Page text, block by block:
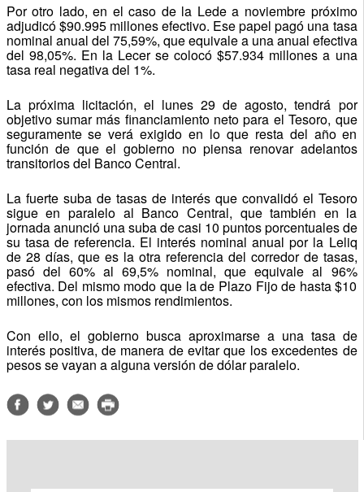
Por otro lado, en el caso de la Lede a noviembre próximo
adjudicó $90.995 millones efectivo. Ese papel pagó una tasa
nominal anual del 75,59%, que equivale a una anual efectiva
del 98,05%. En la Lecer se colocó $57.934 millones a una
tasa real negativa del 1%.
La próxima licitación, el lunes 29 de agosto, tendrá por
objetivo sumar más financiamiento neto para el Tesoro, que
seguramente se verá exigido en lo que resta del año en
función de que el gobierno no piensa renovar adelantos
transitorios del Banco Central.
La fuerte suba de tasas de interés que convalidó el Tesoro
sigue en paralelo al Banco Central, que también en la
jornada anunció una suba de casi 10 puntos porcentuales de
su tasa de referencia. El interés nominal anual por la Leliq
de 28 días, que es la otra referencia del corredor de tasas,
pasó del 60% al 69,5% nominal, que equivale al 96%
efectiva. Del mismo modo que la de Plazo Fijo de hasta $10
millones, con los mismos rendimientos.
Con ello, el gobierno busca aproximarse a una tasa de
interés positiva, de manera de evitar que los excedentes de
pesos se vayan a alguna versión de dólar paralelo.